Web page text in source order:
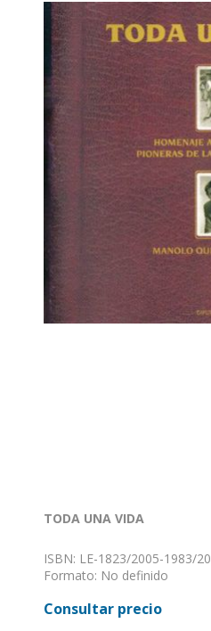
TODA UNA VIDA
ISBN: LE-1823/2005-1983/20
Formato: No definido
Consultar precio